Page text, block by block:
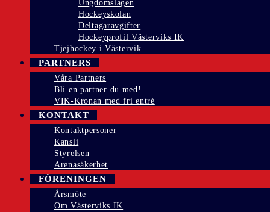
Ungdomslagen
Hockeyskolan
Deltagaravgifter
Hockeyprofil Västerviks IK
Tjejhockey i Västervik
PARTNERS
Våra Partners
Bli en partner du med!
VIK-Kronan med fri entré
KONTAKT
Kontaktpersoner
Kansli
Styrelsen
Arenasäkerhet
FÖRENINGEN
Årsmöte
Om Västerviks IK